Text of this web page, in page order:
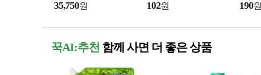
35,750원 102원 190원
꾹AI:추천 함께 사면 더 좋은 상품